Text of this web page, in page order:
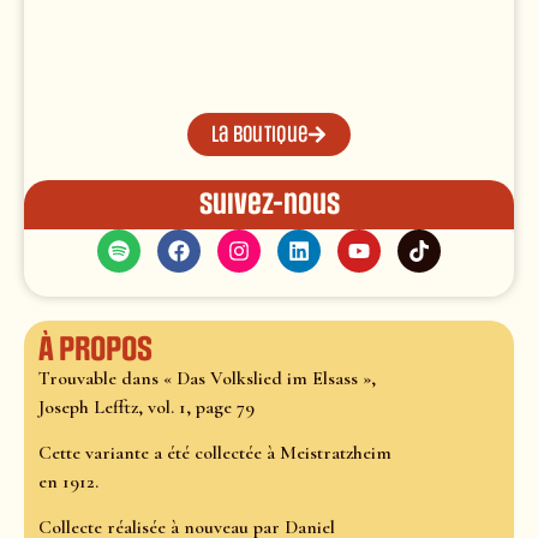
La boutique
Suivez-nous
À propos
Trouvable dans « Das Volkslied im Elsass »,
Joseph Lefftz, vol. 1, page 79
Cette variante a été collectée à Meistratzheim
en 1912.
Collecte réalisée à nouveau par Daniel